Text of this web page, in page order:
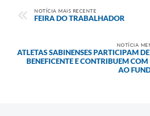
NOTÍCIA MAIS RECENTE
FEIRA DO TRABALHADOR
NOTÍCIA
ATLETAS SABINENSES PARTICIPAM
BENEFICENTE E CONTRIBUEM
AO